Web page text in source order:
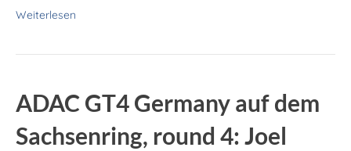
Weiterlesen
ADAC GT4 Germany auf dem
Sachsenring, round 4: Joel